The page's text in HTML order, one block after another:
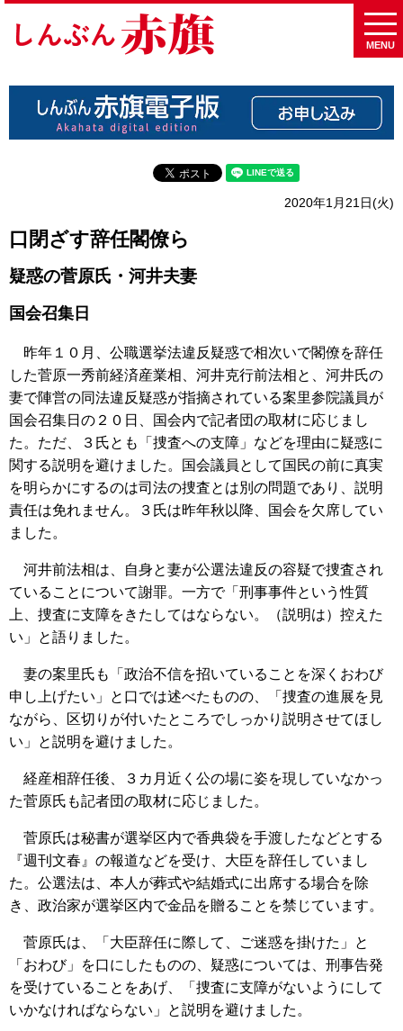
MENU
2020年1月21日(火)
口閉ざす辞任閣僚ら
疑惑の菅原氏・河井夫妻
国会召集日
昨年１０月、公職選挙法違反疑惑で相次いで閣僚を辞任
した菅原一秀前経済産業相、河井克行前法相と、河井氏の
妻で陣営の同法違反疑惑が指摘されている案里参院議員が
国会召集日の２０日、国会内で記者団の取材に応じまし
た。ただ、３氏とも「捜査への支障」などを理由に疑惑に
関する説明を避けました。国会議員として国民の前に真実
を明らかにするのは司法の捜査とは別の問題であり、説明
責任は免れません。３氏は昨年秋以降、国会を欠席してい
ました。
河井前法相は、自身と妻が公選法違反の容疑で捜査され
ていることについて謝罪。一方で「刑事事件という性質
上、捜査に支障をきたしてはならない。（説明は）控えた
い」と語りました。
妻の案里氏も「政治不信を招いていることを深くおわび
申し上げたい」と口では述べたものの、「捜査の進展を見
ながら、区切りが付いたところでしっかり説明させてほし
い」と説明を避けました。
経産相辞任後、３カ月近く公の場に姿を現していなかっ
た菅原氏も記者団の取材に応じました。
菅原氏は秘書が選挙区内で香典袋を手渡したなどとする
『週刊文春』の報道などを受け、大臣を辞任していまし
た。公選法は、本人が葬式や結婚式に出席する場合を除
き、政治家が選挙区内で金品を贈ることを禁じています。
菅原氏は、「大臣辞任に際して、ご迷惑を掛けた」と
「おわび」を口にしたものの、疑惑については、刑事告発
を受けていることをあげ、「捜査に支障がないようにして
いかなければならない」と説明を避けました。